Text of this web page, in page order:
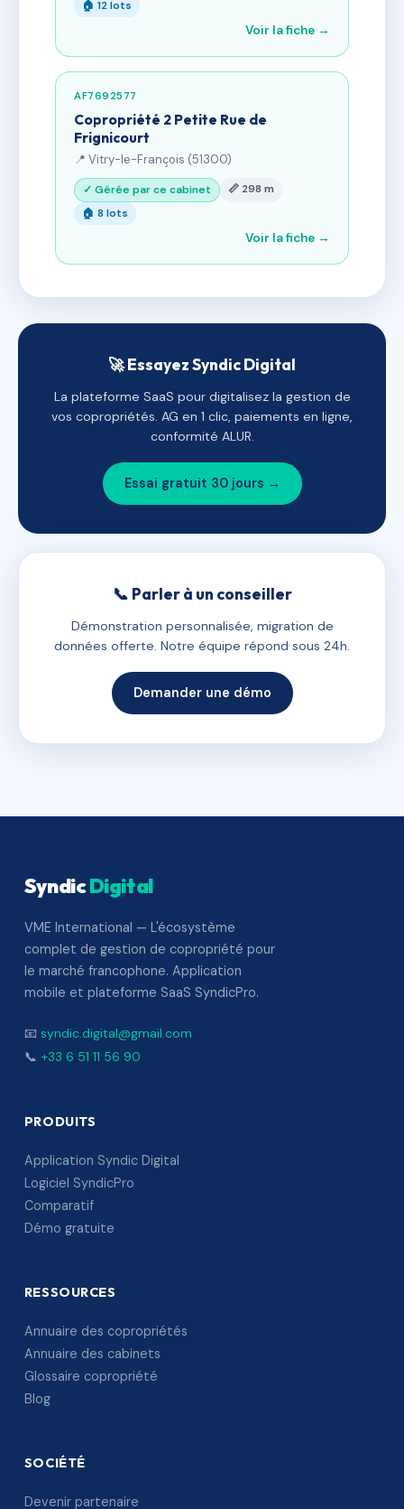
🏠 12 lots
Voir la fiche →
AF7692577
Copropriété 2 Petite Rue de
Frignicourt
📍 Vitry-le-François (51300)
✓ Gérée par ce cabinet
📏 298 m
🏠 8 lots
Voir la fiche →
🚀 Essayez Syndic Digital
La plateforme SaaS pour digitalisez la gestion de
vos copropriétés. AG en 1 clic, paiements en ligne,
conformité ALUR.
Essai gratuit 30 jours →
📞 Parler à un conseiller
Démonstration personnalisée, migration de
données offerte. Notre équipe répond sous 24h.
Demander une démo
SyndicDigital
VME International — L'écosystème
complet de gestion de copropriété pour
le marché francophone. Application
mobile et plateforme SaaS SyndicPro.
📧 syndic.digital@gmail.com
📞 +33 6 51 11 56 90
PRODUITS
Application Syndic Digital
Logiciel SyndicPro
Comparatif
Démo gratuite
RESSOURCES
Annuaire des copropriétés
Annuaire des cabinets
Glossaire copropriété
Blog
SOCIÉTÉ
Devenir partenaire